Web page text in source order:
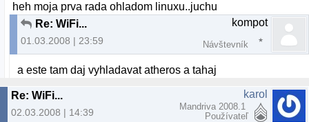
heh moja prva rada ohladom linuxu..juchu
Re: WiFi...
01.03.2008 | 23:59
kompot
Návštevník
a este tam daj vyhladavat atheros a tahaj
Re: WiFi...
02.03.2008 | 14:39
karol
Mandriva 2008.1
Používateľ